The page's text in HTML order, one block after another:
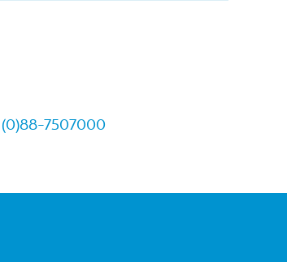
(0)88-7507000